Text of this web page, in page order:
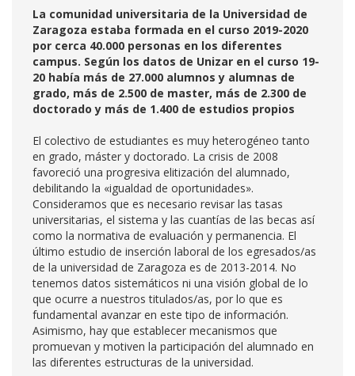
La comunidad universitaria de la Universidad de
Zaragoza estaba formada en el curso 2019-2020
por cerca 40.000 personas en los diferentes
campus. Según los datos de Unizar en el curso 19-
20 había más de 27.000 alumnos y alumnas de
grado, más de 2.500 de master, más de 2.300 de
doctorado y más de 1.400 de estudios propios
El colectivo de estudiantes es muy heterogéneo tanto
en grado, máster y doctorado. La crisis de 2008
favoreció una progresiva elitización del alumnado,
debilitando la «igualdad de oportunidades».
Consideramos que es necesario revisar las tasas
universitarias, el sistema y las cuantías de las becas así
como la normativa de evaluación y permanencia. El
último estudio de inserción laboral de los egresados/as
de la universidad de Zaragoza es de 2013-2014. No
tenemos datos sistemáticos ni una visión global de lo
que ocurre a nuestros titulados/as, por lo que es
fundamental avanzar en este tipo de información.
Asimismo, hay que establecer mecanismos que
promuevan y motiven la participación del alumnado en
las diferentes estructuras de la universidad.